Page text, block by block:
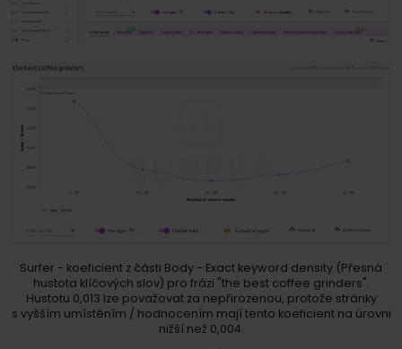
Surfer - koeficient z části Body - Exact keyword density (Přesná
hustota klíčových slov) pro frázi "the best coffee grinders".
Hustotu 0,013 lze považovat za nepřirozenou, protože stránky
s vyšším umístěním / hodnocením mají tento koeficient na úrovni
nižší než 0,004.